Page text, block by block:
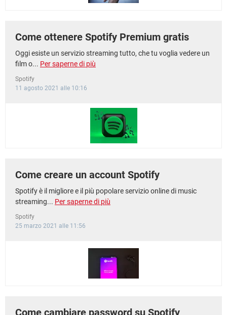
Come ottenere Spotify Premium gratis
Oggi esiste un servizio streaming tutto, che tu voglia vedere un
film o... Per saperne di più
Spotify
11 agosto 2021 alle 10:16
Come creare un account Spotify
Spotify è il migliore e il più popolare servizio online di music
streaming... Per saperne di più
Spotify
25 marzo 2021 alle 11:56
Come cambiare password su Spotify